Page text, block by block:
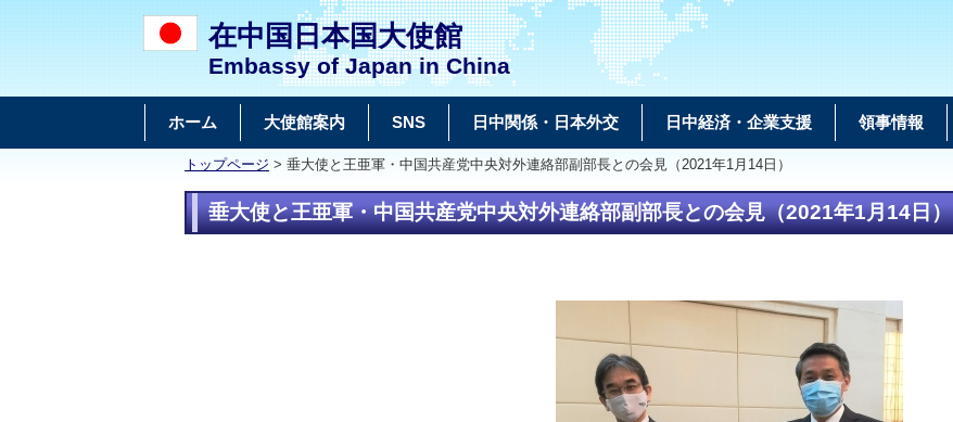
在中国日本国大使館
Embassy of Japan in China
ホーム 大使館案内 SNS 日中関係・日本外交 日中経済・企業支援 領事情報
トップページ > 垂大使と王亜軍・中国共産党中央対外連絡部副部長との会見（2021年1月14日）
垂大使と王亜軍・中国共産党中央対外連絡部副部長との会見（2021年1月14日）